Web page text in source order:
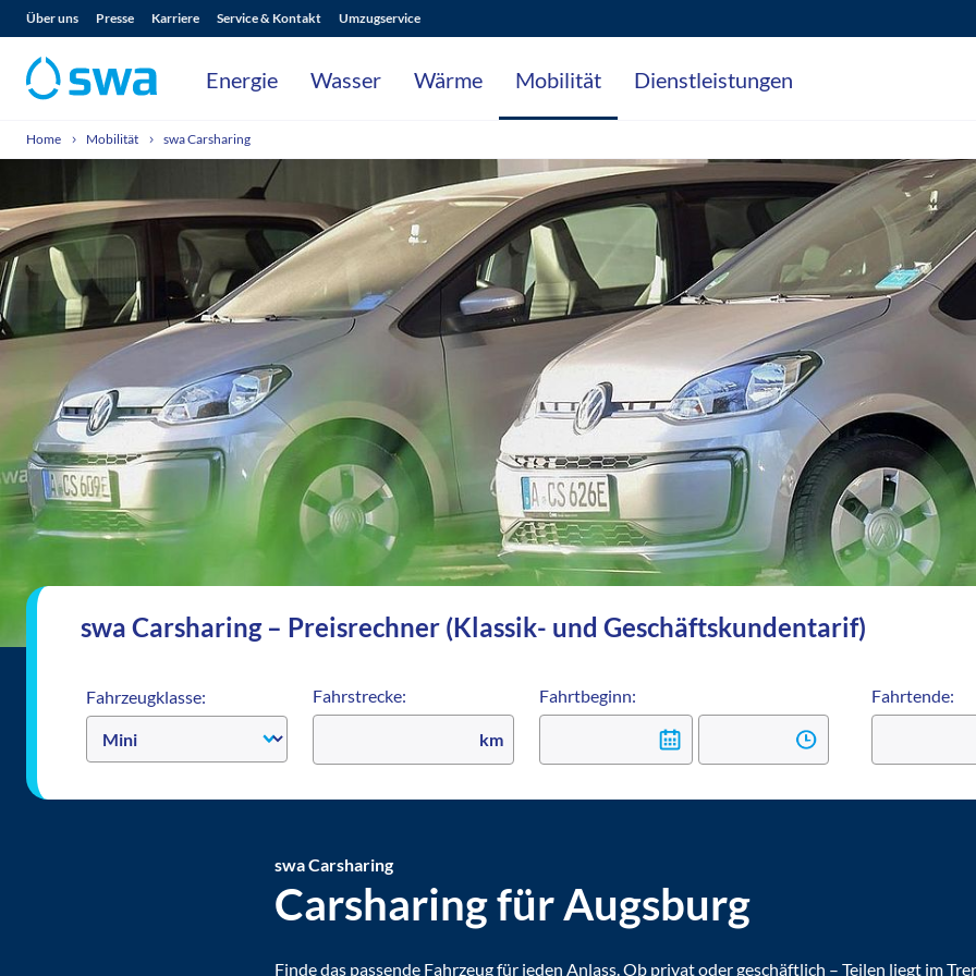
Über uns Presse Karriere Service & Kontakt Umzugservice
Energie Wasser Wärme Mobilität Dienstleistungen
Home Mobilität swa Carsharing
swa Carsharing – Preisrechner (Klassik- und Geschäftskundentarif)
Fahrzeugklasse: Fahrstrecke: Fahrtbeginn: Fahrtende:
swaCarsharing
Carsharing für Augsburg
Finde das passende Fahrzeug für jeden Anlass. Ob privat oder geschäftlich – Teilen liegt im